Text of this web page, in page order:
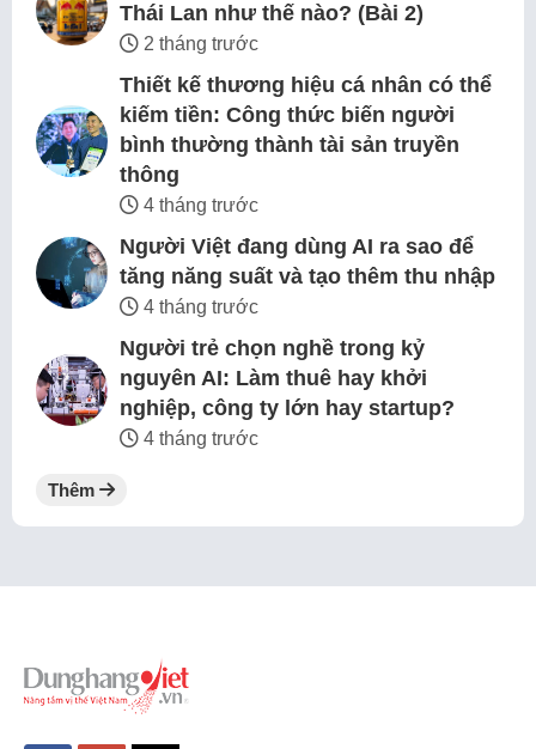
Thái Lan như thế nào? (Bài 2)
2 tháng trước
Thiết kế thương hiệu cá nhân có thể
kiếm tiền: Công thức biến người
bình thường thành tài sản truyền
thông
4 tháng trước
Người Việt đang dùng AI ra sao để
tăng năng suất và tạo thêm thu nhập
4 tháng trước
Người trẻ chọn nghề trong kỷ
nguyên AI: Làm thuê hay khởi
nghiệp, công ty lớn hay startup?
4 tháng trước
Thêm